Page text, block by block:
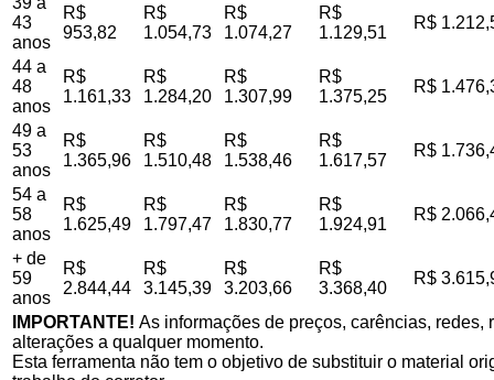
43
anos
R$
953,82
R$
1.054,73
R$
1.074,27
R$
1.129,51
R$
44 a
48
anos
R$
1.161,33
R$
1.284,20
R$
1.307,99
R$
1.375,25
R$
49 a
53
anos
R$
1.365,96
R$
1.510,48
R$
1.538,46
R$
1.617,57
R$
54 a
58
anos
R$
1.625,49
R$
1.797,47
R$
1.830,77
R$
1.924,91
R$
+ de
59
anos
R$
2.844,44
R$
3.145,39
R$
3.203,66
R$
3.368,40
R$
IMPORTANTE! As informações de preços, carências,
alterações a qualquer momento.
Esta ferramenta não tem o objetivo de substituir o material